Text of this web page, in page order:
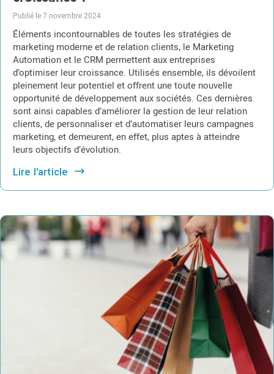
Publié le 7 novembre 2024
Éléments incontournables de toutes les stratégies de
marketing moderne et de relation clients, le Marketing
Automation et le CRM permettent aux entreprises
d’optimiser leur croissance. Utilisés ensemble, ils dévoilent
pleinement leur potentiel et offrent une toute nouvelle
opportunité de développement aux sociétés. Ces dernières
sont ainsi capables d’améliorer la gestion de leur relation
clients, de personnaliser et d’automatiser leurs campagnes
marketing, et demeurent, en effet, plus aptes à atteindre
leurs objectifs d’évolution.
Lire l'article